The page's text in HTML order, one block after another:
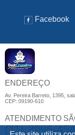
Facebook
ENDEREÇO
Av. Pereira Barreto, 1395,
CEP: 09190-610
ATENDIMENTO
(11) 3995-